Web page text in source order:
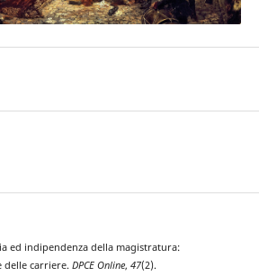
ed indipendenza della magistratura:
delle carriere. DPCE Online, 47(2).